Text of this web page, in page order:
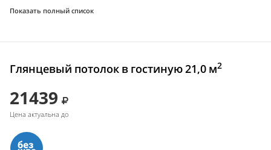
Показать полный список
Глянцевый потолок в гостиную 21,0 м2
21439
Цена актуальна до